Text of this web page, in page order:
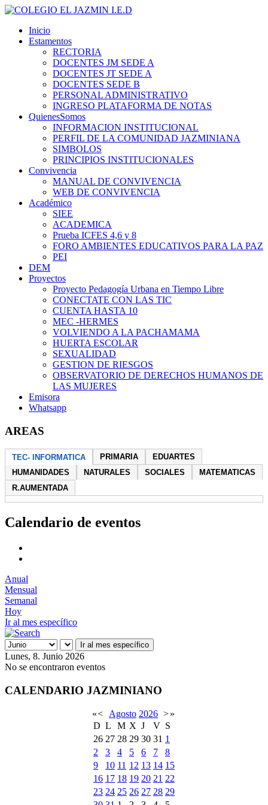
Inicio
Estamentos
RECTORIA
DOCENTES JM SEDE A
DOCENTES JT SEDE A
DOCENTES SEDE B
PERSONAL ADMINISTRATIVO
INGRESO PLATAFORMA DE NOTAS
QuienesSomos
INFORMACION INSTITUCIONAL
PERFIL DE LA COMUNIDAD JAZMINIANA
SIMBOLOS
PRINCIPIOS INSTITUCIONALES
Convivencia
MANUAL DE CONVIVENCIA
WEB DE CONVIVENCIA
Académico
SIEE
ACADEMICA
Prueba ICFES 4,6 y 8
FORO AMBIENTES EDUCATIVOS PARA LA PAZ
PEI
DEM
Proyectos
Proyecto Pedagogía Urbana en Tiempo Libre
CONECTATE CON LAS TIC
CUENTA HASTA 10
MEC -HERMES
VOLVIENDO A LA PACHAMAMA
HUERTA ESCOLAR
SEXUALIDAD
GESTION DE RIESGOS
OBSERVATORIO DE DERECHOS HUMANOS DE
LAS MUJERES
Emisora
Whatsapp
AREAS
TEC- INFORMATICA PRIMARIA
EDUARTES
HUMANIDADES
NATURALES SOCIALES
MATEMATICAS
R.AUMENTADA
Calendario de eventos
Anual
Mensual
Semanal
Hoy
Ir al mes específico
Ir al mes específico
Lunes, 8. Junio 2026
No se encontraron eventos
CALENDARIO JAZMINIANO
«< Agosto 2026 >»
D L M X J V S
26 27 28 29 30 31 1
2
3 4 5 6 7
8
9
10 11 12 13 14 15
16 17 18 19 20 21 22
23 24 25 26 27 28 29